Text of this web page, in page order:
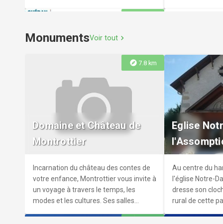
internet
Bibliothèque Municipale
Bibliothèque de village disposant de
nombreuses nouveautés littéraires et
d'une boite de retour pour les livres
aux Livres
Bibliothèque
MonumentsVoir tout chevron_right
explore 7.8 km
Domaine et Château de
Montrottier
Incarnation du château des contes de
votre enfance, Montrottier vous invite à
un voyage à travers le temps, les
modes et les cultures. Ses salles
Eglise
Au centre du
l'église Notre-
dresse son
rural de cette